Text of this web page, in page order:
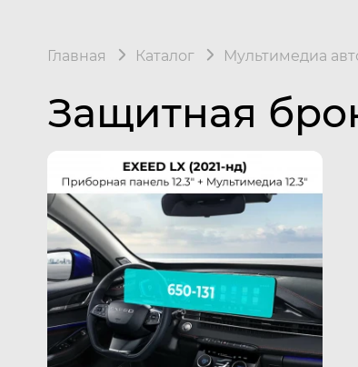
Главная Каталог Мультимедиа
Защитная